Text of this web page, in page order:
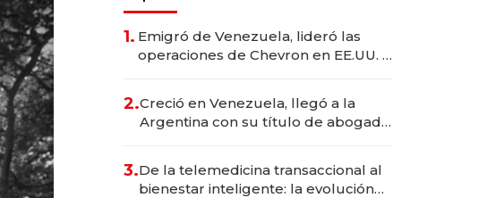
1. Emigró de Venezuela, lideró las
operaciones de Chevron en EE.UU. y
2.Creció en Venezuela, llegó a la
Argentina con su título de abogado
marcas "fast premium"
3.De la telemedicina transaccional al
bienestar inteligente: la evolución